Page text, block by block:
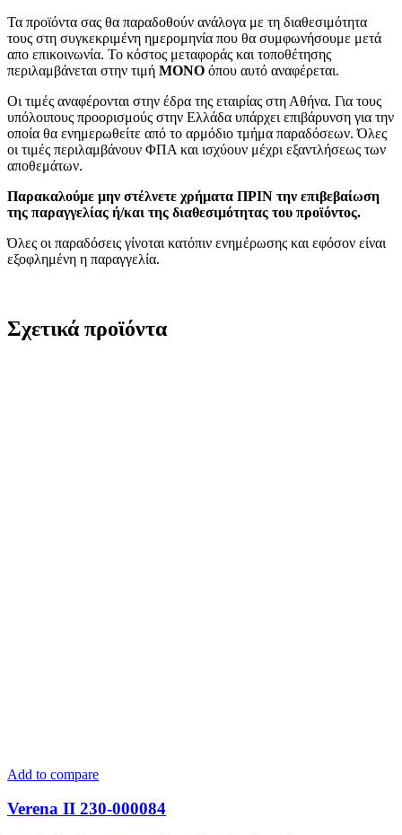
Τα προϊόντα σας θα παραδοθούν ανάλογα με τη διαθεσιμότητα
τους στη συγκεκριμένη ημερομηνία που θα συμφωνήσουμε μετά
απο επικοινωνία. Το κόστος μεταφοράς και τοποθέτησης
περιλαμβάνεται στην τιμή MONO όπου αυτό αναφέρεται.
Οι τιμές αναφέρονται στην έδρα της εταιρίας στη Αθήνα. Για τους
υπόλοιπους προορισμούς στην Ελλάδα υπάρχει επιβάρυνση για την
οποία θα ενημερωθείτε από το αρμόδιο τμήμα παραδόσεων. Όλες
οι τιμές περιλαμβάνουν ΦΠΑ και ισχύουν μέχρι εξαντλήσεως των
αποθεμάτων.
Παρακαλούμε μην στέλνετε χρήματα ΠΡΙΝ την επιβεβαίωση
της παραγγελίας ή/και της διαθεσιμότητας του προϊόντος.
Όλες οι παραδόσεις γίνοται κατόπιν ενημέρωσης και εφόσον είναι
εξοφλημένη η παραγγελία.
Σχετικά προϊόντα
Add to compare
Verena II 230-000084